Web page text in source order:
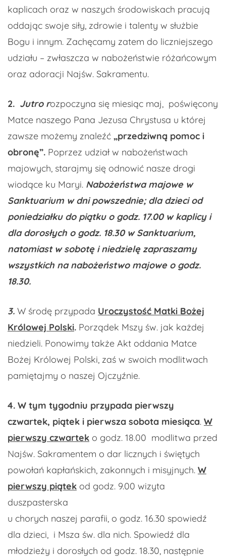
kaplicach oraz w naszych środowiskach pracują
oddając swoje siły, zdrowie i talenty w służbie
Bogu i innym. Zachęcamy zatem do liczniejszego
udziału – zwłaszcza w nabożeństwie różańcowym
oraz adoracji Najśw. Sakramentu.
2. Jutro rozpoczyna się miesiąc maj, poświęcony
Matce naszego Pana Jezusa Chrystusa u której
zawsze możemy znaleźć „przedziwną pomoc i
obronę”. Poprzez udział w nabożeństwach
majowych, starajmy się odnowić nasze drogi
wiodące ku Maryi. Nabożeństwa majowe w
Sanktuarium w dni powszednie; dla dzieci od
poniedziałku do piątku o godz. 17.00 w kaplicy i
dla dorosłych o godz. 18.30 w Sanktuarium,
natomiast w sobotę i niedzielę zapraszamy
wszystkich na nabożeństwo majowe o godz.
18.30.
3. W środę przypada Uroczystość Matki Bożej
Królowej Polski. Porządek Mszy św. jak każdej
niedzieli. Ponowimy także Akt oddania Matce
Bożej Królowej Polski, zaś w swoich modlitwach
pamiętajmy o naszej Ojczyźnie.
4. W tym tygodniu przypada pierwszy
czwartek, piątek i pierwsza sobota miesiąca. W
pierwszy czwartek o godz. 18.00 modlitwa przed
Najśw. Sakramentem o dar licznych i świętych
powołań kapłańskich, zakonnych i misyjnych. W
pierwszy piątek od godz. 9.00 wizyta
duszpasterska
u chorych naszej parafii, o godz. 16.30 spowiedź
dla dzieci, i Msza św. dla nich. Spowiedź dla
młodzieży i dorosłych od godz. 18.30, następnie